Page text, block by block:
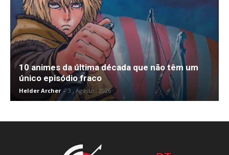
10 animes da última década que não têm um
único episódio fraco
Helder Archer - 3 , Agosto , 2026